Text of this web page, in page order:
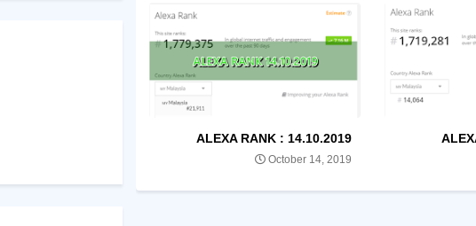
ALEXA RANK : 14.10.2019
October 14, 2019